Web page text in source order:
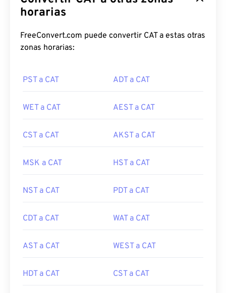
horarias
FreeConvert.com puede convertir CAT a estas otras
zonas horarias:
PST a CAT ADT a CAT
WET a CAT AEST a CAT
CST a CAT AKST a CAT
MSK a CAT HST a CAT
NST a CAT PDT a CAT
CDT a CAT WAT a CAT
AST a CAT WEST a CAT
HDT a CAT CST a CAT